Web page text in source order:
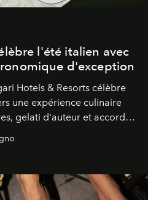
l'été italien avec
d'exception
Hotels & Resorts célèbre
une expérience culinaire
gelati d'auteur et accords